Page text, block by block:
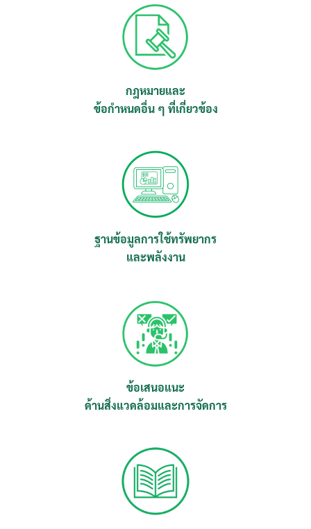
กฎหมายและ
ข้อกำหนดอื่น ๆ ที่เกี่ยวข้อง
ฐานข้อมูลการใช้ทรัพยากร
และพลังงาน
ข้อเสนอแนะ
ด้านสิ่งแวดล้อมและการจัดการ